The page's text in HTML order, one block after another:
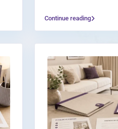
Continue reading